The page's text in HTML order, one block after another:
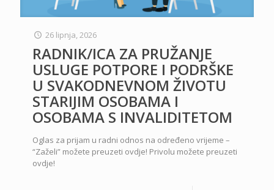
26 lipnja, 2026
RADNIK/ICA ZA PRUŽANJE
USLUGE POTPORE I PODRŠKE
U SVAKODNEVNOM ŽIVOTU
STARIJIM OSOBAMA I
OSOBAMA S INVALIDITETOM
Oglas za prijam u radni odnos na određeno vrijeme –
“Zaželi” možete preuzeti ovdje! Privolu možete preuzeti
ovdje!